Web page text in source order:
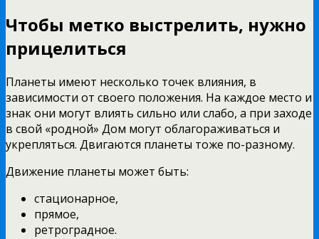
Чтобы метко выстрелить, нужно
прицелиться
Планеты имеют несколько точек влияния, в
зависимости от своего положения. На каждое место и
знак они могут влиять сильно или слабо, а при заходе
в свой «родной» Дом могут облагораживаться и
укрепляться. Двигаются планеты тоже по-разному.
Движение планеты может быть:
стационарное,
прямое,
ретроградное.